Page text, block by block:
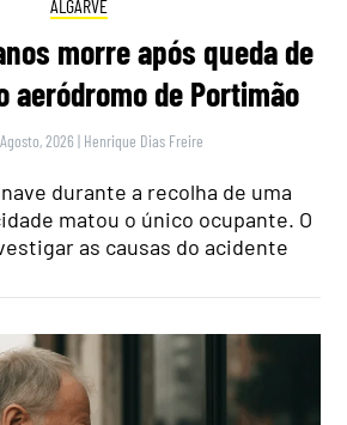
ALGARVE
morre após queda de
aeródromo de Portimão
2026 | Henrique Dias Freire
durante a recolha de uma
matou o único ocupante. O
as causas do acidente